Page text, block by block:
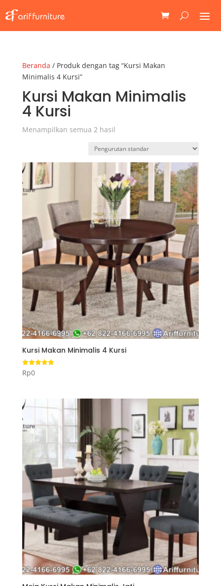
Beranda / Produk dengan tag “Kursi Makan
Minimalis 4 Kursi”
Kursi Makan Minimalis
4 Kursi
Menampilkan semua 2 hasil
Kursi Makan Minimalis 4 Kursi
Dinilai
5.00
Rp0